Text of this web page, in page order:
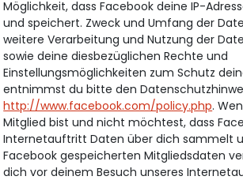
Möglichkeit, dass Facebook deine IP-
und speichert. Zweck und Umfang der
weitere Verarbeitung und Nutzung der
sowie deine diesbezüglichen Rechte und
Einstellungsmöglichkeiten zum Schutz
entnimmst du bitte den
http://www.facebook.com/policy.php.
Mitglied bist und nicht möchtest, dass
Internetauftritt Daten über dich sammelt
Facebook gespeicherten Mitgliedsdaten
dich vor deinem Besuch unseres